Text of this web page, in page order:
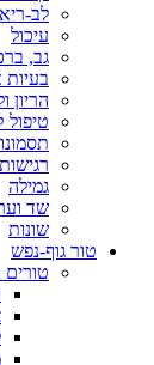
לב-
עיכול
גב,
בעיות
הריון
טיפול
גמילה
שד
שונות
טור גוף-נפש
טורים